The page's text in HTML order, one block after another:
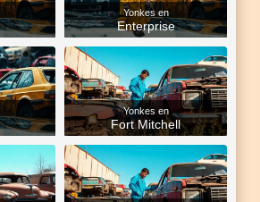
Yonkes en
Enterprise
Yonkes en
Fort Mitchell